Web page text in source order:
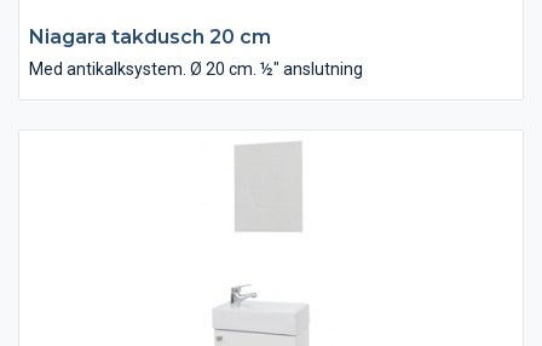
Niagara takdusch 20 cm
Med antikalksystem. Ø 20 cm. ½" anslutning